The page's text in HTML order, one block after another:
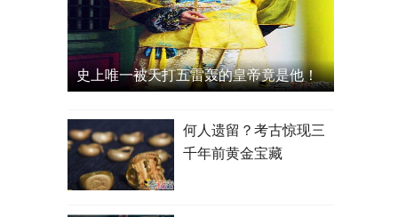
史上唯一被天打五雷轰的皇帝竟是他！
何人遗留？考古惊现三
千年前黄金宝藏